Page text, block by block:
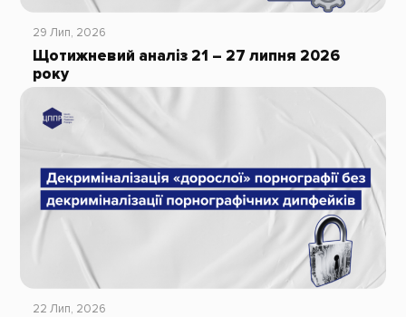
29 Лип, 2026
Щотижневий аналіз 21 – 27 липня 2026
року
22 Лип, 2026